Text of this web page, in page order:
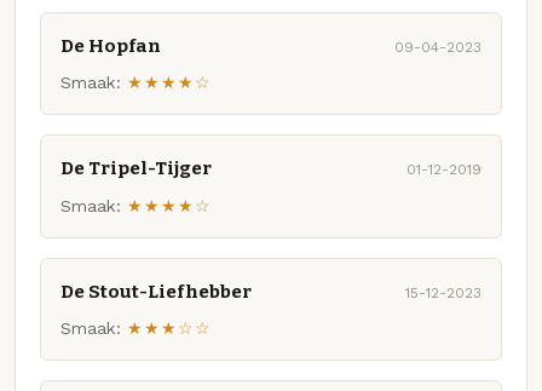
De Hopfan 09-04-2023
Smaak: ★★★★☆
De Tripel-Tijger 01-12-2019
Smaak: ★★★★☆
De Stout-Liefhebber 15-12-2023
Smaak: ★★★☆☆